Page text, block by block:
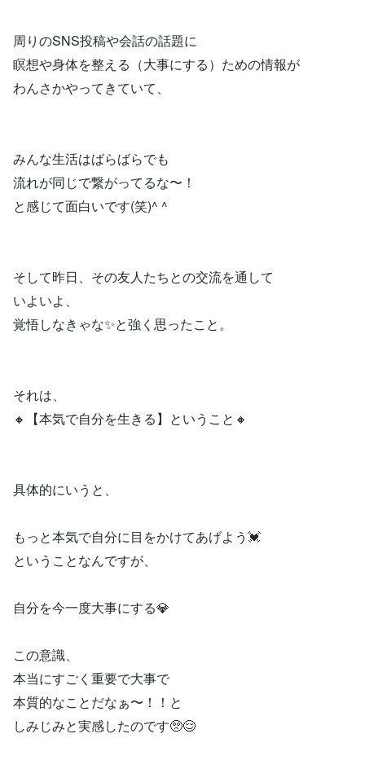
周りのSNS投稿や会話の話題に
瞑想や身体を整える（大事にする）ための情報が
わんさかやってきていて、
みんな生活はばらばらでも
流れが同じで繋がってるな〜！
と感じて面白いです(笑)^ ^
そして昨日、その友人たちとの交流を通して
いよいよ、
覚悟しなきゃな✨と強く思ったこと。
それは、
🔸【本気で自分を生きる】ということ🔸
具体的にいうと、
もっと本気で自分に目をかけてあげよう💓
ということなんですが、
自分を今一度大事にする💎
この意識、
本当にすごく重要で大事で
本質的なことだなぁ〜！！と
しみじみと実感したのです🥺😌